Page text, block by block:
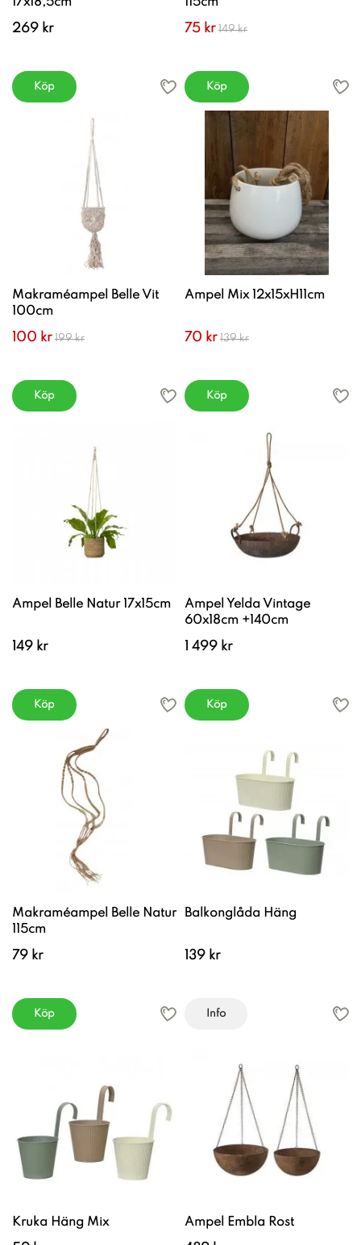
269 kr
Köp
75 kr 149 kr
Köp
Makraméampel Belle Vit
100cm
100 kr 199 kr
Köp
Ampel Mix 12x15xH11cm
70 kr 139 kr
Köp
Ampel Belle Natur 17x15cm
149 kr
Köp
Ampel Yelda Vintage
60x18cm +140cm
1 499 kr
Köp
Makraméampel Belle Natur
115cm
79 kr
Köp
Balkonglåda Häng
139 kr
Info
Kruka Häng Mix Ampel Embla Rost